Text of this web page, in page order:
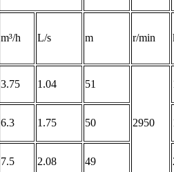
m³/h L/s m r/min
3.75 1.04 51
2950
6.3 1.75 50
7.5 2.08 49